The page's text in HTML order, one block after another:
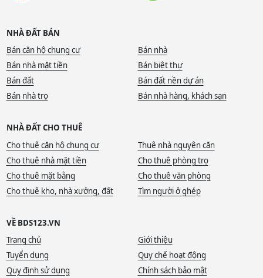
NHÀ ĐẤT BÁN
Bán căn hộ chung cư
Bán nhà
Bán nhà mặt tiền
Bán biệt thự
Bán đất
Bán đất nền dự án
Bán nhà trọ
Bán nhà hàng, khách sạn
NHÀ ĐẤT CHO THUÊ
Cho thuê căn hộ chung cư
Thuê nhà nguyên căn
Cho thuê nhà mặt tiền
Cho thuê phòng trọ
Cho thuê mặt bằng
Cho thuê văn phòng
Cho thuê kho, nhà xưởng, đất
Tìm người ở ghép
VỀ BDS123.VN
Trang chủ
Giới thiệu
Tuyển dụng
Quy chế hoạt động
Quy định sử dụng
Chính sách bảo mật